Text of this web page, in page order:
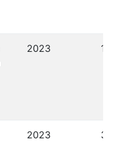
2023 10/
2023 31/